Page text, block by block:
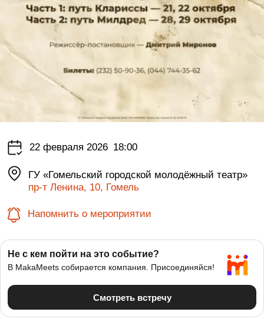
22 февраля 2026 18:00
ГУ «Гомельский городской молодёжный театр»
пр-т Ленина, 10, Гомель
Напомнить о мероприятии